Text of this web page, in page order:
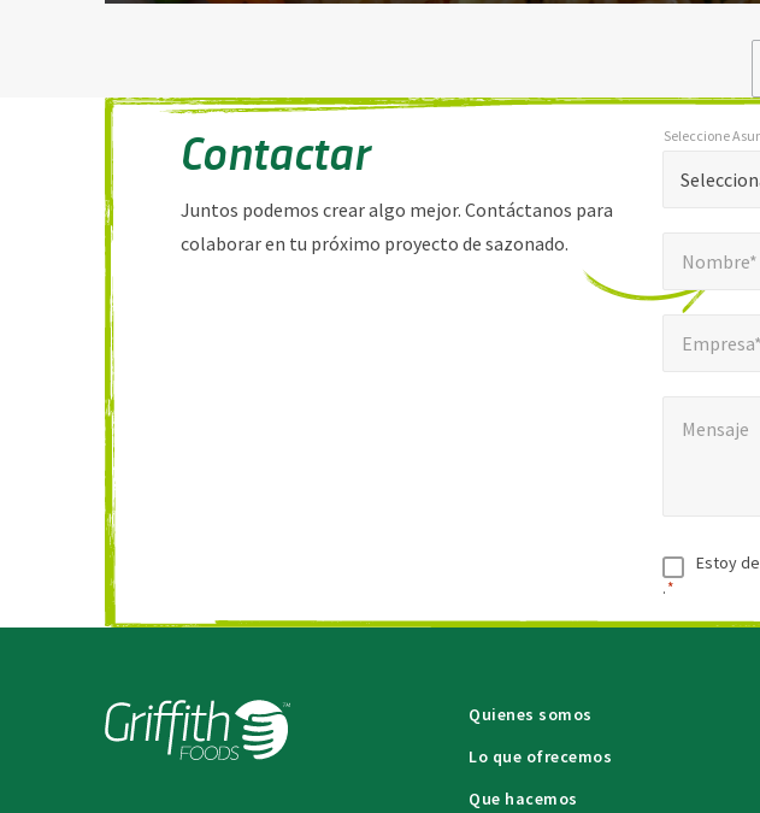
Contactar
Juntos podemos crear algo mejor. Contáctanos para
colaborar en tu próximo proyecto de sazonado.
indica
campos
obligatorios
Seleccione
Nombre*
Empresa*
Empresa*
Mensaje
Consentir
Estoy
.*
Quienes somos
Lo que ofrecemos
Que hacemos